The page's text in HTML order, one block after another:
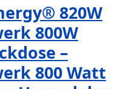
820W
800W
–
800 Watt